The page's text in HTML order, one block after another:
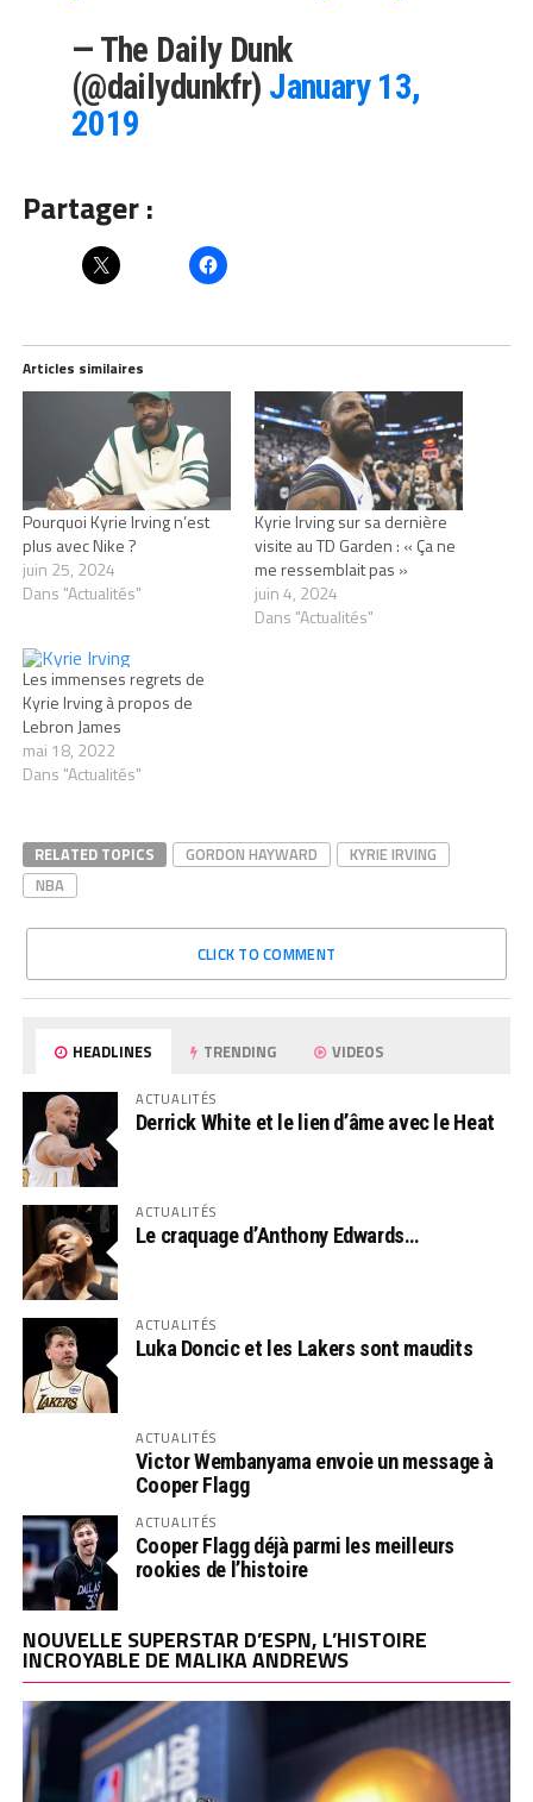
— The Daily Dunk
(@dailydunkfr) January 13,
2019
Partager :
Articles similaires
Pourquoi Kyrie Irving n’est
plus avec Nike ?
juin 25, 2024
Dans "Actualités"
Kyrie Irving sur sa dernière
visite au TD Garden : « Ça ne
me ressemblait pas »
juin 4, 2024
Dans "Actualités"
Les immenses regrets de
Kyrie Irving à propos de
Lebron James
mai 18, 2022
Dans "Actualités"
RELATED TOPICS GORDON HAYWARD
KYRIE IRVING
NBA
CLICK TO COMMENT
HEADLINES TRENDING VIDEOS
ACTUALITÉS
Derrick White et le lien d’âme avec le Heat
ACTUALITÉS
Le craquage d’Anthony Edwards…
ACTUALITÉS
Luka Doncic et les Lakers sont maudits
ACTUALITÉS
Victor Wembanyama envoie un message à
Cooper Flagg
ACTUALITÉS
Cooper Flagg déjà parmi les meilleurs
rookies de l’histoire
NOUVELLE SUPERSTAR D’ESPN, L’HISTOIRE
INCROYABLE DE MALIKA ANDREWS